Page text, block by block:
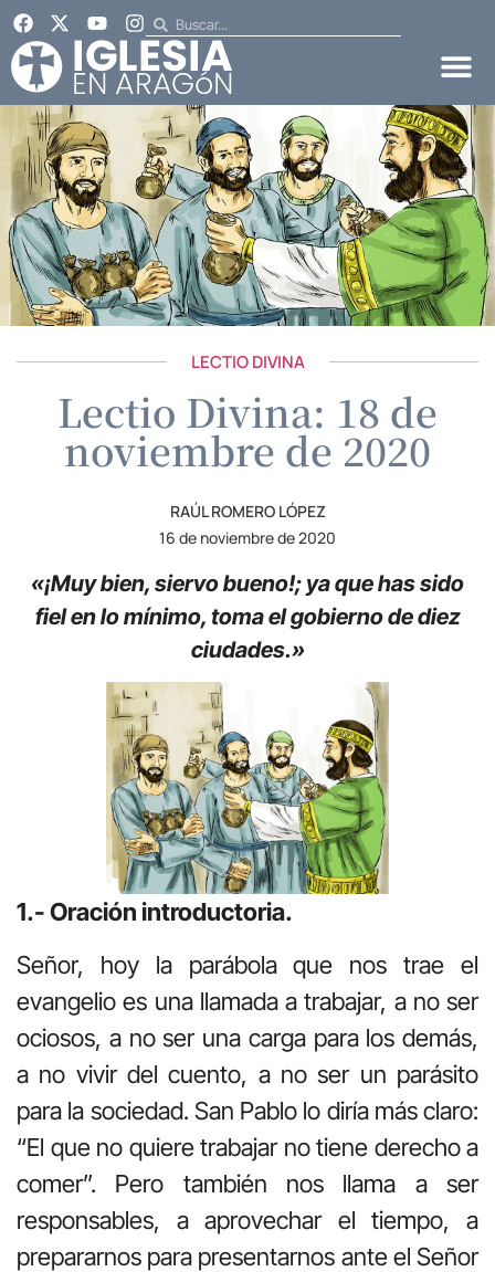
LECTIO DIVINA
Lectio Divina: 18 de
noviembre de 2020
RAÚL ROMERO LÓPEZ
16 de noviembre de 2020
«¡Muy bien, siervo bueno!; ya que has sido
fiel en lo mínimo, toma el gobierno de diez
ciudades.»
1.- Oración introductoria.
Señor, hoy la parábola que nos trae el
evangelio es una llamada a trabajar, a no ser
ociosos, a no ser una carga para los demás,
a no vivir del cuento, a no ser un parásito
para la sociedad. San Pablo lo diría más claro:
“El que no quiere trabajar no tiene derecho a
comer”. Pero también nos llama a ser
responsables, a aprovechar el tiempo, a
prepararnos para presentarnos ante el Señor